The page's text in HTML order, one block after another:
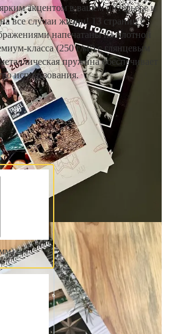
акцентом в вашем интерьере и
все случаи жизни! 13 страниц с
напечатаны на плотной
класса (250 г/м²) с глянцевым
пружина обеспечивает
использования.